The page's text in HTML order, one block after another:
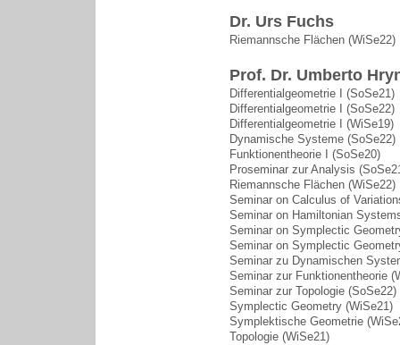
Dr. Urs Fuchs
Riemannsche Flächen (WiSe22)
Prof. Dr. Umberto
Differentialgeometrie I (SoSe21)
Differentialgeometrie I (SoSe22)
Differentialgeometrie I (WiSe19)
Dynamische Systeme (SoSe22)
Funktionentheorie I (SoSe20)
Proseminar zur Analysis
Riemannsche Flächen (WiSe22)
Seminar on Calculus of
Seminar on Hamiltonian
Seminar on Symplectic
Seminar on Symplectic
Seminar zu Dynamischen
Seminar zur Funktionentheorie
Seminar zur Topologie (SoSe22)
Symplectic Geometry (WiSe21)
Symplektische Geometrie
Topologie (WiSe21)